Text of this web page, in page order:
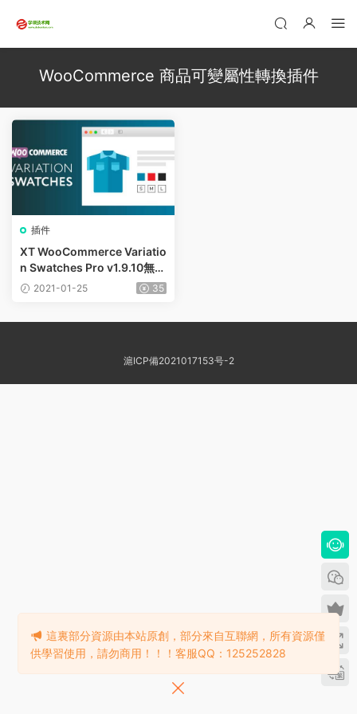
WooCommerce 商品可變屬性轉換插件
插件
XT WooCommerce Variatio
n Swatches Pro v1.9.10無限
制版 – WooCommerce 商品
2021-01-25 35
滬ICP備2021017153号-2
這裏部分資源由本站原創，部分來自互聯網，所有資源僅
供學習使用，請勿商用！！！客服QQ：125252828